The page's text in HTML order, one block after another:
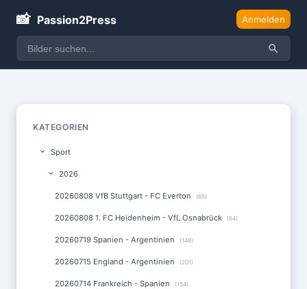
📸 Passion2Press Anmelden
KATEGORIEN
Sport
2026
20260808 VfB Stuttgart - FC Everton (65)
20260808 1. FC Heidenheim - VfL Osnabrück (64)
20260719 Spanien - Argentinien (148)
20260715 England - Argentinien (201)
20260714 Frankreich - Spanien (154)